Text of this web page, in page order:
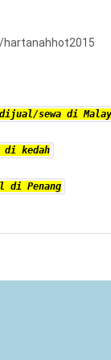
sewa di
kedah
di Penang